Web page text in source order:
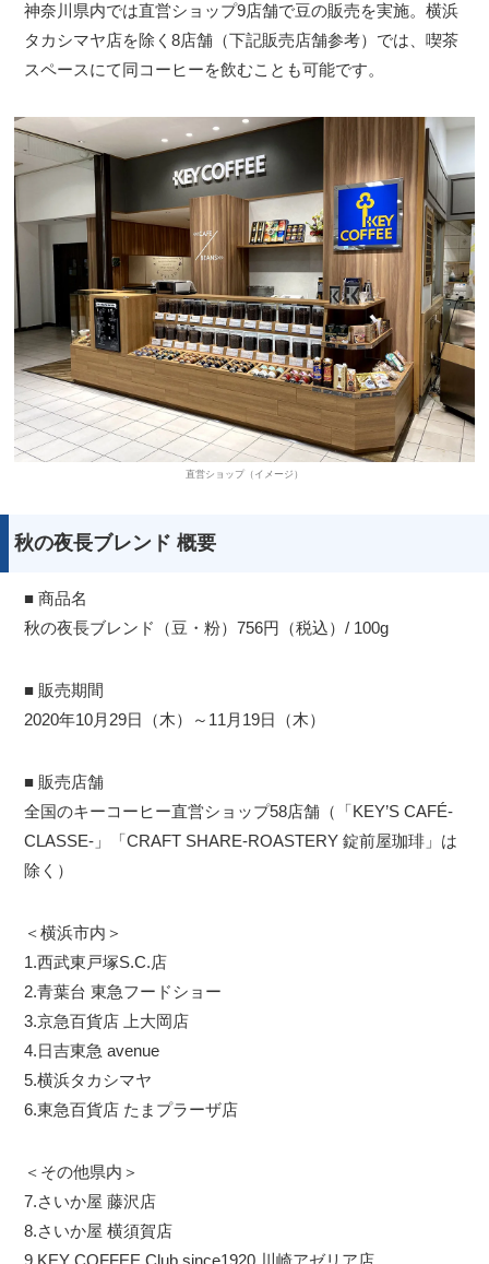
神奈川県内では直営ショップ9店舗で豆の販売を実施。横浜
タカシマヤ店を除く8店舗（下記販売店舗参考）では、喫茶
スペースにて同コーヒーを飲むことも可能です。
直営ショップ（イメージ）
秋の夜長ブレンド 概要
■ 商品名
秋の夜長ブレンド（豆・粉）756円（税込）/ 100g
■ 販売期間
2020年10月29日（木）～11月19日（木）
■ 販売店舗
全国のキーコーヒー直営ショップ58店舗（「KEY’S CAFÉ-
CLASSE-」「CRAFT SHARE-ROASTERY 錠前屋珈琲」は
除く）
＜横浜市内＞
1.西武東戸塚S.C.店
2.青葉台 東急フードショー
3.京急百貨店 上大岡店
4.日吉東急 avenue
5.横浜タカシマヤ
6.東急百貨店 たまプラーザ店
＜その他県内＞
7.さいか屋 藤沢店
8.さいか屋 横須賀店